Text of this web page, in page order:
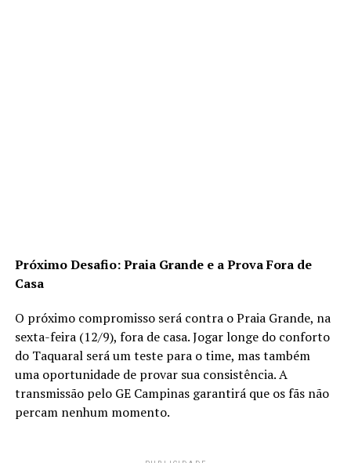
Próximo Desafio: Praia Grande e a Prova Fora de
Casa
O próximo compromisso será contra o Praia Grande, na
sexta-feira (12/9), fora de casa. Jogar longe do conforto
do Taquaral será um teste para o time, mas também
uma oportunidade de provar sua consistência. A
transmissão pelo GE Campinas garantirá que os fãs não
percam nenhum momento.